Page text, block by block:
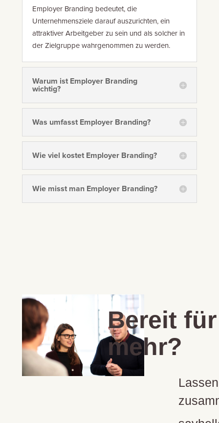
Employer Branding bedeutet, die
Unternehmensziele darauf auszurichten, ein
attraktiver Arbeitgeber zu sein und als solcher in
der Zielgruppe wahrgenommen zu werden.
Warum ist Employer Branding
wichtig?
Was umfasst Employer Branding?
Wie viel kostet Employer Branding?
Wie misst man Employer Branding?
Bereit für
mehr?